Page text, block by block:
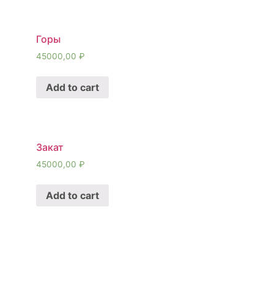
Горы
45000,00₽
Add to cart
Закат
45000,00₽
Add to cart